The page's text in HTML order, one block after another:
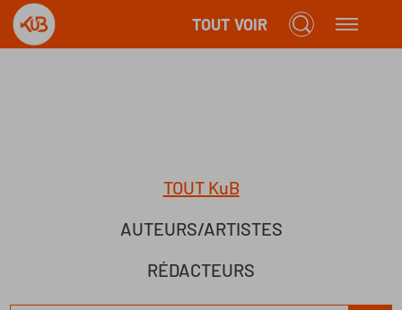
TOUT VOIR
TOUT KuB
AUTEURS/ARTISTES
RÉDACTEURS